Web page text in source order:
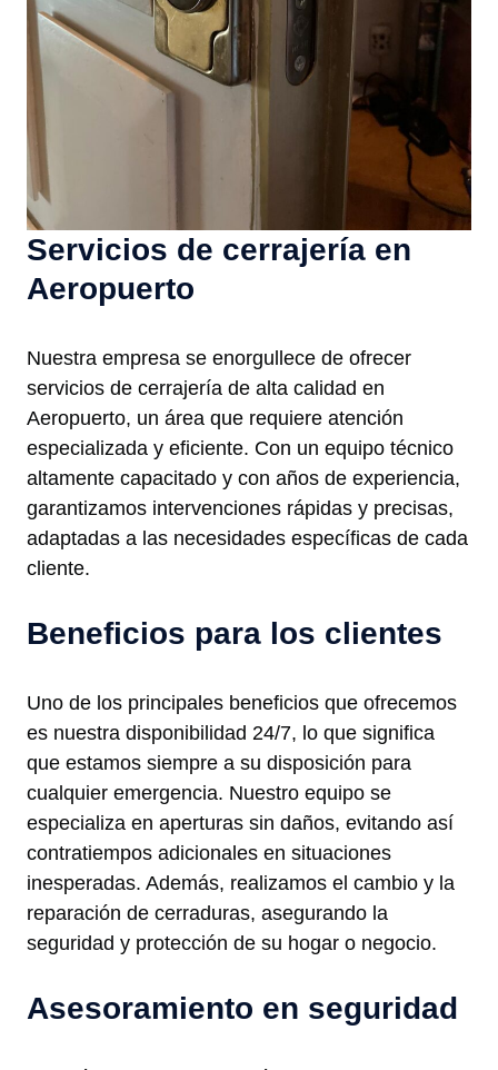
Servicios de cerrajería en
Aeropuerto
Nuestra empresa se enorgullece de ofrecer
servicios de cerrajería de alta calidad en
Aeropuerto, un área que requiere atención
especializada y eficiente. Con un equipo técnico
altamente capacitado y con años de experiencia,
garantizamos intervenciones rápidas y precisas,
adaptadas a las necesidades específicas de cada
cliente.
Beneficios para los clientes
Uno de los principales beneficios que ofrecemos
es nuestra disponibilidad 24/7, lo que significa
que estamos siempre a su disposición para
cualquier emergencia. Nuestro equipo se
especializa en aperturas sin daños, evitando así
contratiempos adicionales en situaciones
inesperadas. Además, realizamos el cambio y la
reparación de cerraduras, asegurando la
seguridad y protección de su hogar o negocio.
Asesoramiento en seguridad